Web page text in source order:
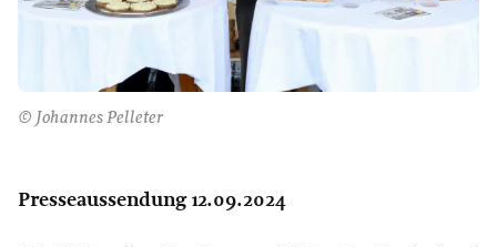
© Johannes Pelleter
Presseaussendung 12.09.2024